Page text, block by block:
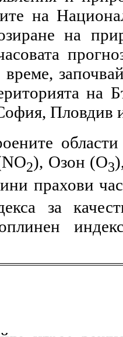
на
на
време,
на
Пловдив
2), Озон (O3
прахови
за